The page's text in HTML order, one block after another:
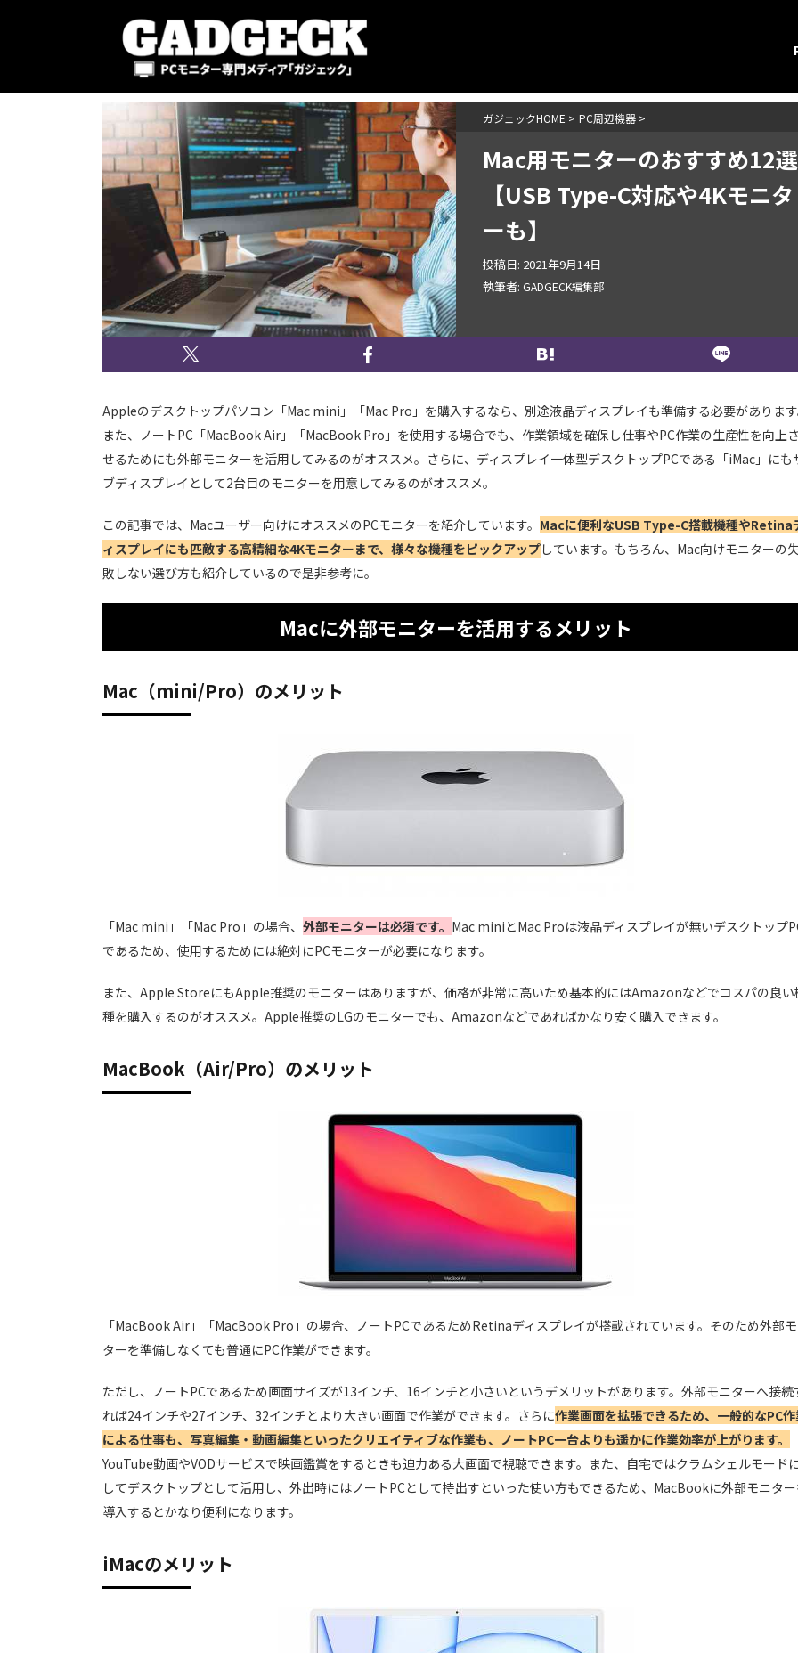
ガジェックHOME > PC周辺機器 >
Mac用モニターのおすすめ12選
【USB Type-C対応や4Kモニタ
ーも】
投稿日: 2021年9月14日
執筆者: GADGECK編集部
Appleのデスクトップパソコン「Mac mini」「Mac Pro」を購入するなら、別途液晶ディスプレイも準備する必要がありま
また、ノートPC「MacBook Air」「MacBook Pro」を使用する場合でも、作業領域を確保し仕事やPC作業の生産性を向上
せるためにも外部モニターを活用してみるのがオススメ。さらに、ディスプレイ一体型デスクトップPCである「iMac」にも
ブディスプレイとして2台目のモニターを用意してみるのがオススメ。
この記事では、Macユーザー向けにオススメのPCモニターを紹介しています。 Macに便利なUSB Type-C搭載機種やRetina
ィスプレイにも匹敵する高精細な4Kモニターまで、様々な機種をピックアップしています。もちろん、Mac向けモニターの
敗しない選び方も紹介しているので是非参考に。
Macに外部モニターを活用するメリット
Mac（mini/Pro）のメリット
「Mac mini」「Mac Pro」の場合、 外部モニターは必須です。 Mac miniとMac Proは液晶ディスプレイが無いデスクトップ
であるため、使用するためには絶対にPCモニターが必要になります。
また、Apple StoreにもApple推奨のモニターはありますが、価格が非常に高いため基本的にはAmazonなどでコスパの良い
種を購入するのがオススメ。Apple推奨のLGのモニターでも、Amazonなどであればかなり安く購入できます。
MacBook（Air/Pro）のメリット
「MacBook Air」「MacBook Pro」の場合、ノートPCであるためRetinaディスプレイが搭載されています。そのため外部
ターを準備しなくても普通にPC作業ができます。
ただし、ノートPCであるため画面サイズが13インチ、16インチと小さいというデメリットがあります。外部モニターへ接続
れば24インチや27インチ、32インチとより大きい画面で作業ができます。さらに作業画面を拡張できるため、一般的なPC
による仕事も、写真編集・動画編集といったクリエイティブな作業も、ノートPC一台よりも遥かに作業効率が上がります。
YouTube動画やVODサービスで映画鑑賞をするときも迫力ある大画面で視聴できます。また、自宅ではクラムシェルモード
してデスクトップとして活用し、外出時にはノートPCとして持出すといった使い方もできるため、MacBookに外部モニタ
導入するとかなり便利になります。
iMacのメリット